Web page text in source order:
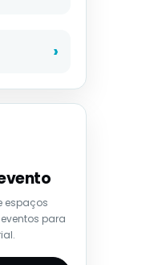
espaços
para